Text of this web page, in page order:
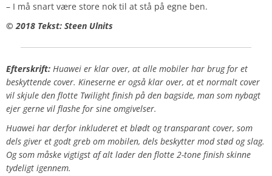
– I må snart være store nok til at stå på egne ben.
© 2018 Tekst: Steen Ulnits
Efterskrift: Huawei er klar over, at alle mobiler har brug for et
beskyttende cover. Kineserne er også klar over, at et normalt cover
vil skjule den flotte Twilight finish på den bagside, man som nybagt
ejer gerne vil flashe for sine omgivelser.
Huawei har derfor inkluderet et blødt og transparant cover, som
dels giver et godt greb om mobilen, dels beskytter mod stød og slag.
Og som måske vigtigst af alt lader den flotte 2-tone finish skinne
tydeligt igennem.